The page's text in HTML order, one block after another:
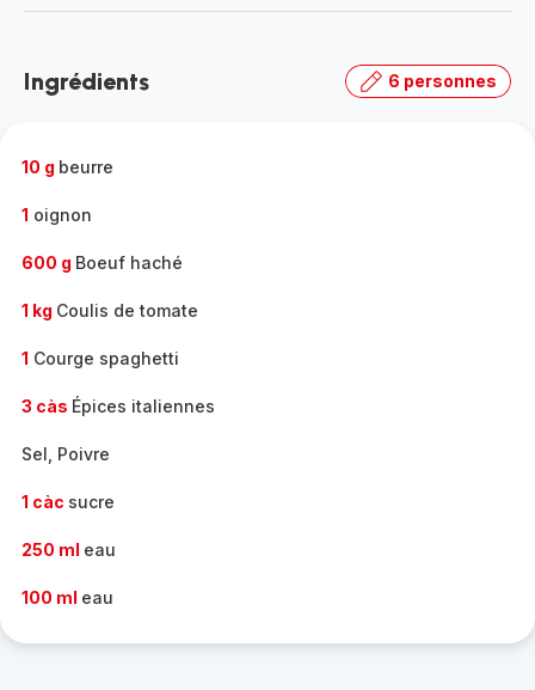
-
gamme
Ingrédients 6 personnes
10 g beurre
1 oignon
600 g Boeuf haché
1 kg Coulis de tomate
1 Courge spaghetti
3 càs Épices italiennes
Sel, Poivre
1 càc sucre
250 ml eau
100 ml eau